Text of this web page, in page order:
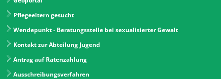
Pflegeeltern gesucht
Wendepunkt - Beratungsstelle bei sexualisierter Gewalt
Kontakt zur Abteilung Jugend
Antrag auf Ratenzahlung
Ausschreibungsverfahren